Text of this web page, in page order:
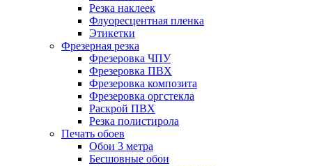
Резка наклеек
Флуоресцентная пленка
Этикетки
Фрезерная резка
Фрезеровка ЧПУ
Фрезеровка ПВХ
Фрезеровка композита
Фрезеровка оргстекла
Раскрой ПВХ
Резка полистирола
Печать обоев
Обои 3 метра
Бесшовные обои